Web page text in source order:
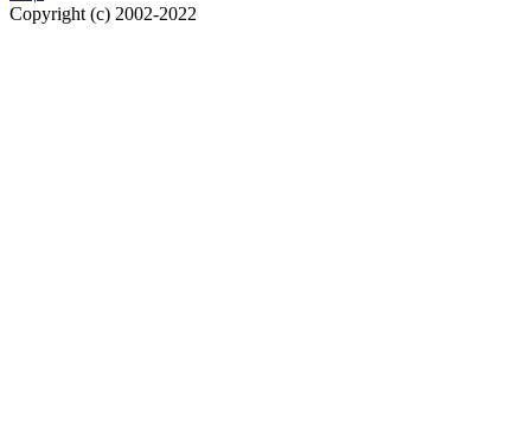
Copyright (c) 2002-2022